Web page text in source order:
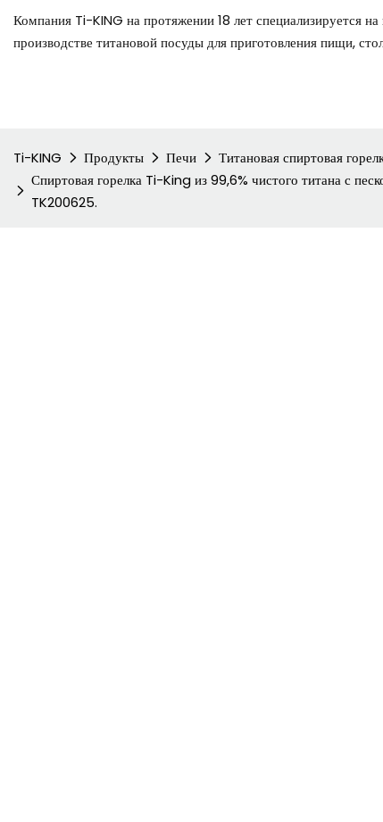
Компания Ti-KING на протяжении 18 лет специализируется
производстве титановой посуды для приготовления пищи,
Ti-KING Продукты Печи
Титановая спиртовая
Спиртовая горелка Ti-King из 99,6% чистого титана с
TK200625.